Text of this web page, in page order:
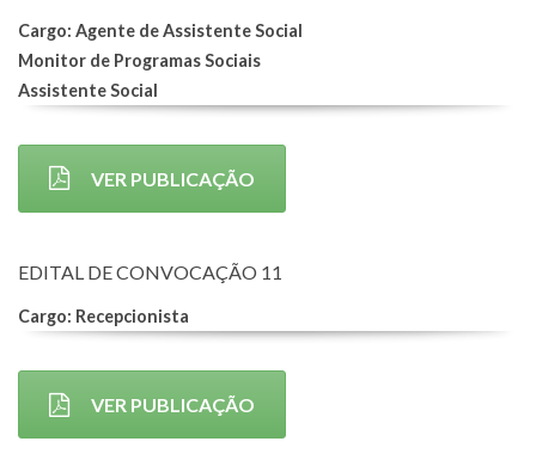
Cargo: Agente de Assistente Social
Monitor de Programas Sociais
Assistente Social
VER PUBLICAÇÃO
EDITAL DE CONVOCAÇÃO 11
Cargo: Recepcionista
VER PUBLICAÇÃO